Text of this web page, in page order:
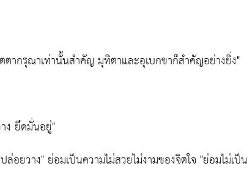
ตากรุณาเท่านั้นสำคัญ มุทิตาและอุเบกขาก็สำคัญอย่างยิ่ง"
ง ยึดมั่นอยู่"
ล่อยวาง" ย่อมเป็นความไม่สวยไม่งามของจิตใจ "ย่อมไม่เป็น